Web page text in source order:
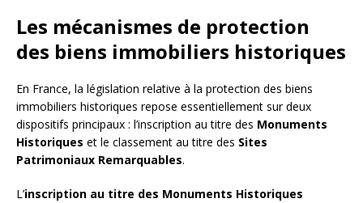
Les mécanismes de protection
des biens immobiliers historiques
En France, la législation relative à la protection des biens
immobiliers historiques repose essentiellement sur deux
dispositifs principaux : l’inscription au titre des Monuments
Historiques et le classement au titre des Sites
Patrimoniaux Remarquables.
L’inscription au titre des Monuments Historiques